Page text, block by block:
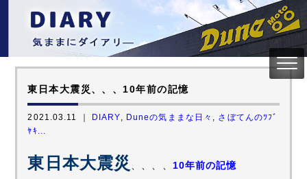
東日本大震災、、、10年前の記憶
2021.03.11 ｜ DIARY Duneの気ままな日々
さぼてんのﾂﾌﾞ
ﾔｷ...
東日本大震災
10年前の記憶